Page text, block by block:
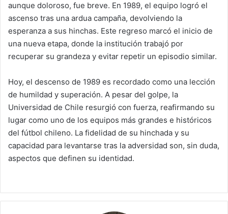
aunque doloroso, fue breve. En 1989, el equipo logró el
ascenso tras una ardua campaña, devolviendo la
esperanza a sus hinchas. Este regreso marcó el inicio de
una nueva etapa, donde la institución trabajó por
recuperar su grandeza y evitar repetir un episodio similar.
Hoy, el descenso de 1989 es recordado como una lección
de humildad y superación. A pesar del golpe, la
Universidad de Chile resurgió con fuerza, reafirmando su
lugar como uno de los equipos más grandes e históricos
del fútbol chileno. La fidelidad de su hinchada y su
capacidad para levantarse tras la adversidad son, sin duda,
aspectos que definen su identidad.